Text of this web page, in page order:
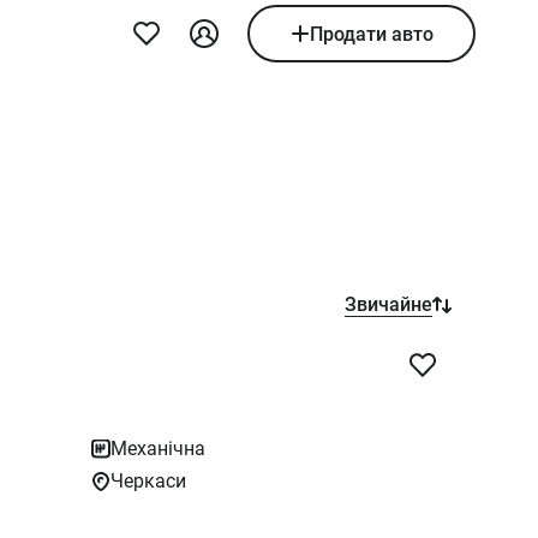
Продати авто
Звичайне
Механічна
Черкаси